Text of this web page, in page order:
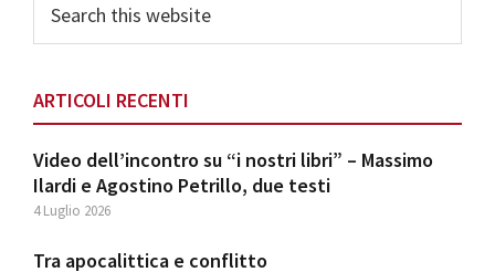
this
ARTICOLI RECENTI
Video dell’incontro su “i nostri libri” – Massimo
Ilardi e Agostino Petrillo, due testi
4 Luglio 2026
Tra apocalittica e conflitto